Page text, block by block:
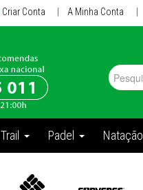
Criar Conta A Minha Conta
Trail Padel Natação